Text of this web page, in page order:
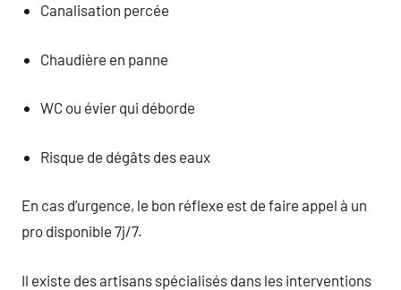
Canalisation percée
Chaudière en panne
WC ou évier qui déborde
Risque de dégâts des eaux
En cas d’urgence, le bon réflexe est de faire appel à un
pro disponible 7j/7.
Il existe des artisans spécialisés dans les interventions